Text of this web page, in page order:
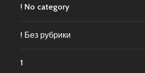
! No category
! Без рубрики
1